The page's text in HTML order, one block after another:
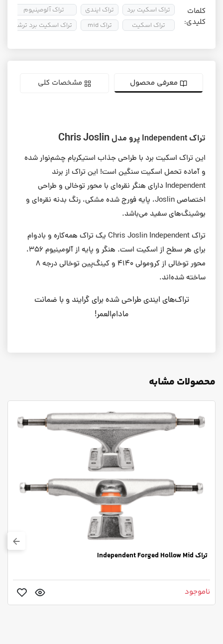
کلمات
کلیدی:
تراک اسکیت برد
تراک اسکیت
تراک ایندی
تراک mid
تراک آلومینیوم
تراک اسکیت برد ترشر
معرفی محصول مشخصات کلی
تراک‌ Independent پرو مدل Chris Joslin
این تراک اسکیت برد با طراحی جذاب استیکربام چشم‌نوار شده
و آماده تحمل اسکیت سنگین است! این تراک از برند
Independent دارای هنگر نقره‌ای با محور توخالی و طراحی
اختصاصی Joslin، پایه فورج شده مشکی، رنگ بدنه نقره‌ای و
بوشینگ‌های سفید می‌باشد.
تراک Chris Joslin Independent یک تراک همه‌کاره و بادوام
برای هر سطح از اسکیت است. هنگر و پایه از آلومینیوم ۳۵۶،
محور توخالی از کرومولی ۴۱۴۰ و کینگ‌پین توخالی درجه ۸
ساخته شده‌اند.
تراک‌های ایندی طراحی شده برای گرایند و با ضمانت
مادام‌العمر!
محصولات مشابه
تراک Independent Forged Hollow Mid
ناموجود